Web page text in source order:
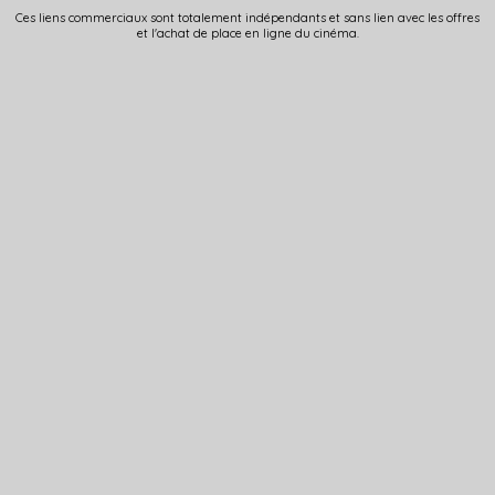
Ces liens commerciaux sont totalement indépendants et sans lien avec les offres
et l'achat de place en ligne du cinéma.